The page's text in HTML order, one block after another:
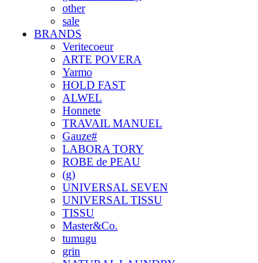
other
sale
BRANDS
Veritecoeur
ARTE POVERA
Yarmo
HOLD FAST
ALWEL
Honnete
TRAVAIL MANUEL
Gauze#
LABORA TORY
ROBE de PEAU
(g)
UNIVERSAL SEVEN
UNIVERSAL TISSU
TISSU
Master&Co.
tumugu
grin